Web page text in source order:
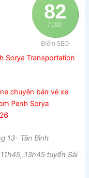
82
/ 100
Điểm SEO
Sorya Transportation
chuyên bán vé xe
Penh Sorya
13- Tân Bình
13h45 tuyến Sài